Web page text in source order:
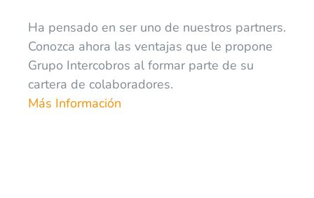
Ha pensado en ser uno de nuestros partners.
Conozca ahora las ventajas que le propone
Grupo Intercobros al formar parte de su
cartera de colaboradores.
Más Información